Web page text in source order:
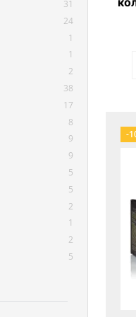
31
24
1
1
2
38
17
8
9
9
5
5
2
1
2
5
-